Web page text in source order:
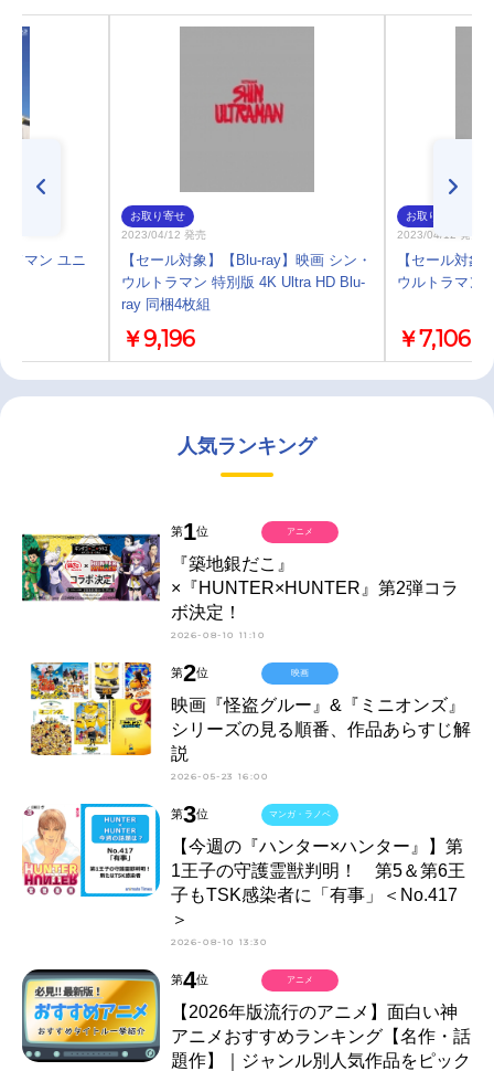
ドマン ユニ
お取り寄せ
2023/04/12 発売
【セール対象】【Blu-ray】映画 シン・
ウルトラマン 特別版 4K Ultra HD Blu-
ray 同梱4枚組
￥9,196
お取り寄せ
2023/04/12 発売
【セール対象
ウルトラマン
￥7,106
人気ランキング
第1位
『築地銀だこ』
×『HUNTER×HUNTER』第2弾コラ
ボ決定！
2026-08-10 11:10
アニメ
第2位
映画『怪盗グルー』&『ミニオンズ』
シリーズの見る順番、作品あらすじ解
説
2026-05-23 16:00
映画
第3位
【今週の『ハンター×ハンター』】第
1王子の守護霊獣判明！ 第5＆第6王
子もTSK感染者に「有事」＜No.417
＞
2026-08-10 13:30
マンガ・ラノベ
第4位
【2026年版流行のアニメ】面白い神
アニメおすすめランキング【名作・話
題作】｜ジャンル別人気作品をピック
アニメ